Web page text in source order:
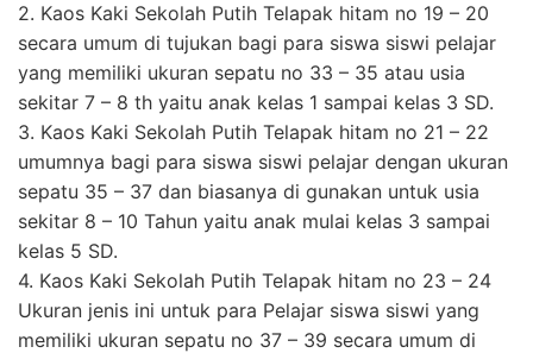
2. Kaos Kaki Sekolah Putih Telapak hitam no 19 – 20
secara umum di tujukan bagi para siswa siswi pelajar
yang memiliki ukuran sepatu no 33 – 35 atau usia
sekitar 7 – 8 th yaitu anak kelas 1 sampai kelas 3 SD.
3. Kaos Kaki Sekolah Putih Telapak hitam no 21 – 22
umumnya bagi para siswa siswi pelajar dengan ukuran
sepatu 35 – 37 dan biasanya di gunakan untuk usia
sekitar 8 – 10 Tahun yaitu anak mulai kelas 3 sampai
kelas 5 SD.
4. Kaos Kaki Sekolah Putih Telapak hitam no 23 – 24
Ukuran jenis ini untuk para Pelajar siswa siswi yang
memiliki ukuran sepatu no 37 – 39 secara umum di